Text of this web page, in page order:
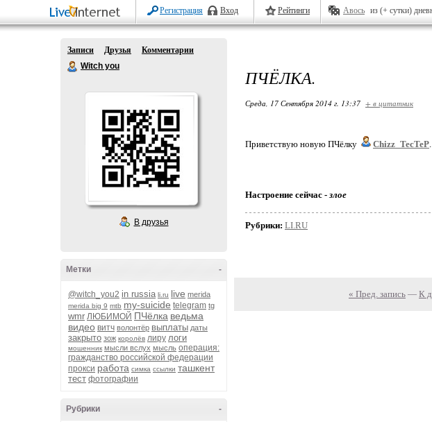
Регистрация Вход Рейтинги Авось из (+ сутки)
Записи Друзья
Комментарии
Witch you
В друзья
-
Метки
@witch_you2 in russia li.ru live merida
merida big 9 mtb my-suicide telegram tg
wmr ЛЮБИМОЙ ПЧёлка ведьма
видео витч волонтёр выплаты даты
закрыто зож королёв лиру логи
мошенник мысли вслух мысль операция:
гражданство российской федерации
прокси работа симка ссылки ташкент
тест фотографии
-
Рубрики
ПЧЁЛКА.
Среда, 17 Сентября 2014 г. 13:37 + в цитатник
Приветствую новую ПЧёлку Chizz_TecTeP
Настроение сейчас -злое
Рубрики: LI.RU
« Пред. запись — К